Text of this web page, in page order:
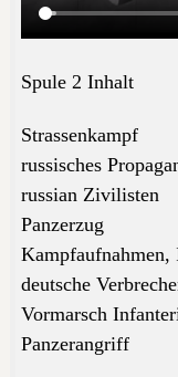
Spule 2 Inhalt
Strassenkampf
russisches
russian Zivilisten
Panzerzug
Kampfaufnahmen,
deutsche
Vormarsch
Panzerangriff